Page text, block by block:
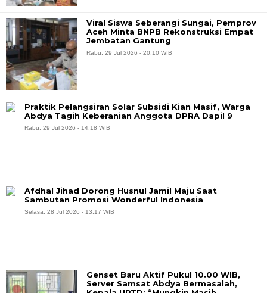
Viral Siswa Seberangi Sungai, Pemprov
Aceh Minta BNPB Rekonstruksi Empat
Jembatan Gantung
Rabu, 29 Jul 2026 - 20:10 WIB
Praktik Pelangsiran Solar Subsidi Kian Masif, Warga
Abdya Tagih Keberanian Anggota DPRA Dapil 9
Rabu, 29 Jul 2026 - 14:18 WIB
Afdhal Jihad Dorong Husnul Jamil Maju Saat
Sambutan Promosi Wonderful Indonesia
Selasa, 28 Jul 2026 - 13:17 WIB
Genset Baru Aktif Pukul 10.00 WIB,
Server Samsat Abdya Bermasalah,